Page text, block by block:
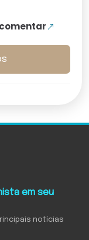
em seu
notícias